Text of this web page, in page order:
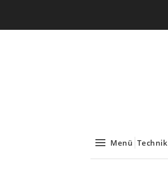
Menü Technik